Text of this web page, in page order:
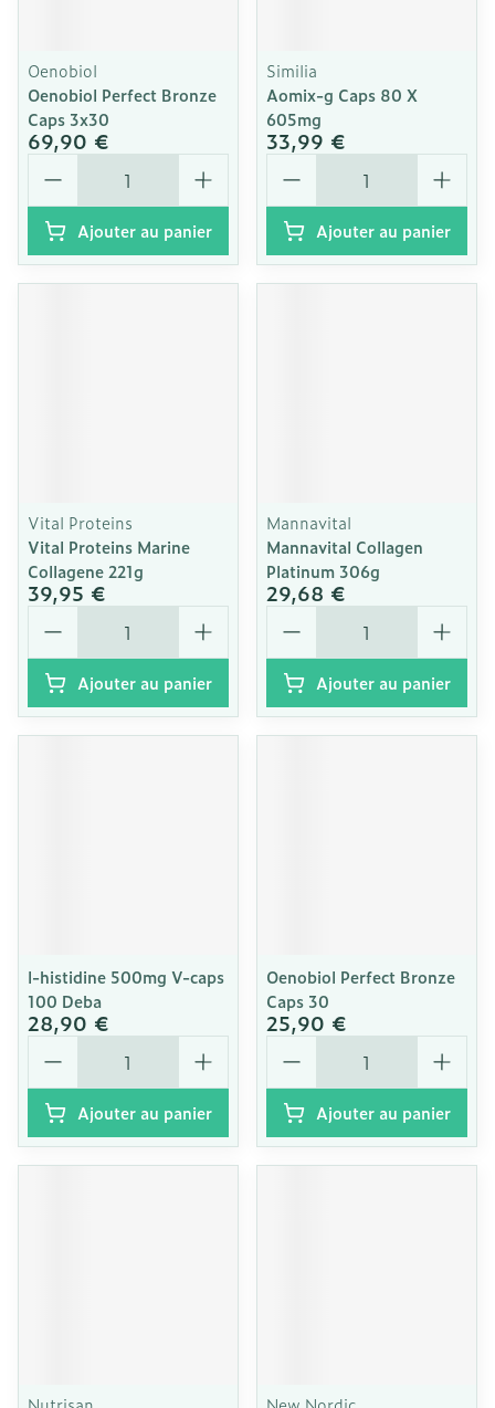
Oenobiol
Oenobiol Perfect Bronze
Caps 3x30
69,90 €
Quantité
Ajouter au panier
Similia
Aomix-g Caps 80 X
605mg
33,99 €
Quantité
Ajouter au panier
Vital Proteins
Vital Proteins Marine
Collagene 221g
39,95 €
Quantité
Ajouter au panier
Mannavital
Mannavital Collagen
Platinum 306g
29,68 €
Quantité
Ajouter au panier
l-histidine 500mg V-caps
100 Deba
28,90 €
Quantité
Ajouter au panier
Oenobiol Perfect Bronze
Caps 30
25,90 €
Quantité
Ajouter au panier